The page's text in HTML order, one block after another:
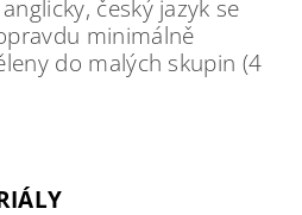
český jazyk se
minimálně
do malých skupin (4